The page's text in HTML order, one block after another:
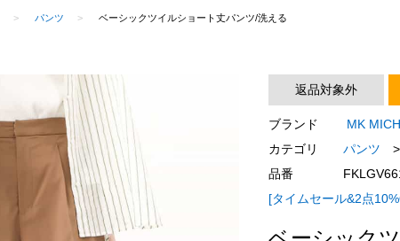
パンツ ベーシックツイルショート丈パンツ/洗える
返品対象外
ブランド
MK
カテゴリ
パンツ >
品番
[タイムセール&2点